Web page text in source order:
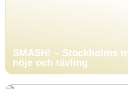
SMASH! – Stockholms
nöje och tävling